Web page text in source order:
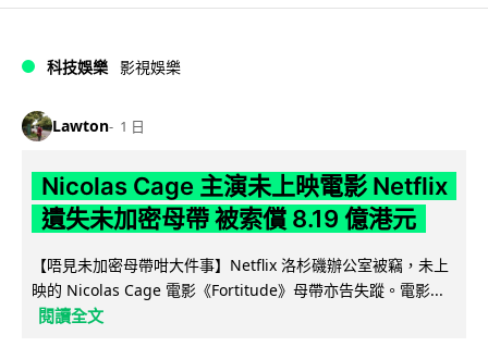
科技娛樂 影視娛樂
Lawton 1 日
Nicolas Cage 主演未上映電影 Netflix
遺失未加密母帶 被索償 8.19 億港元
【唔見未加密母帶咁大件事】Netflix 洛杉磯辦公室被竊，未上
映的 Nicolas Cage 電影《Fortitude》母帶亦告失蹤。電影...
閱讀全文